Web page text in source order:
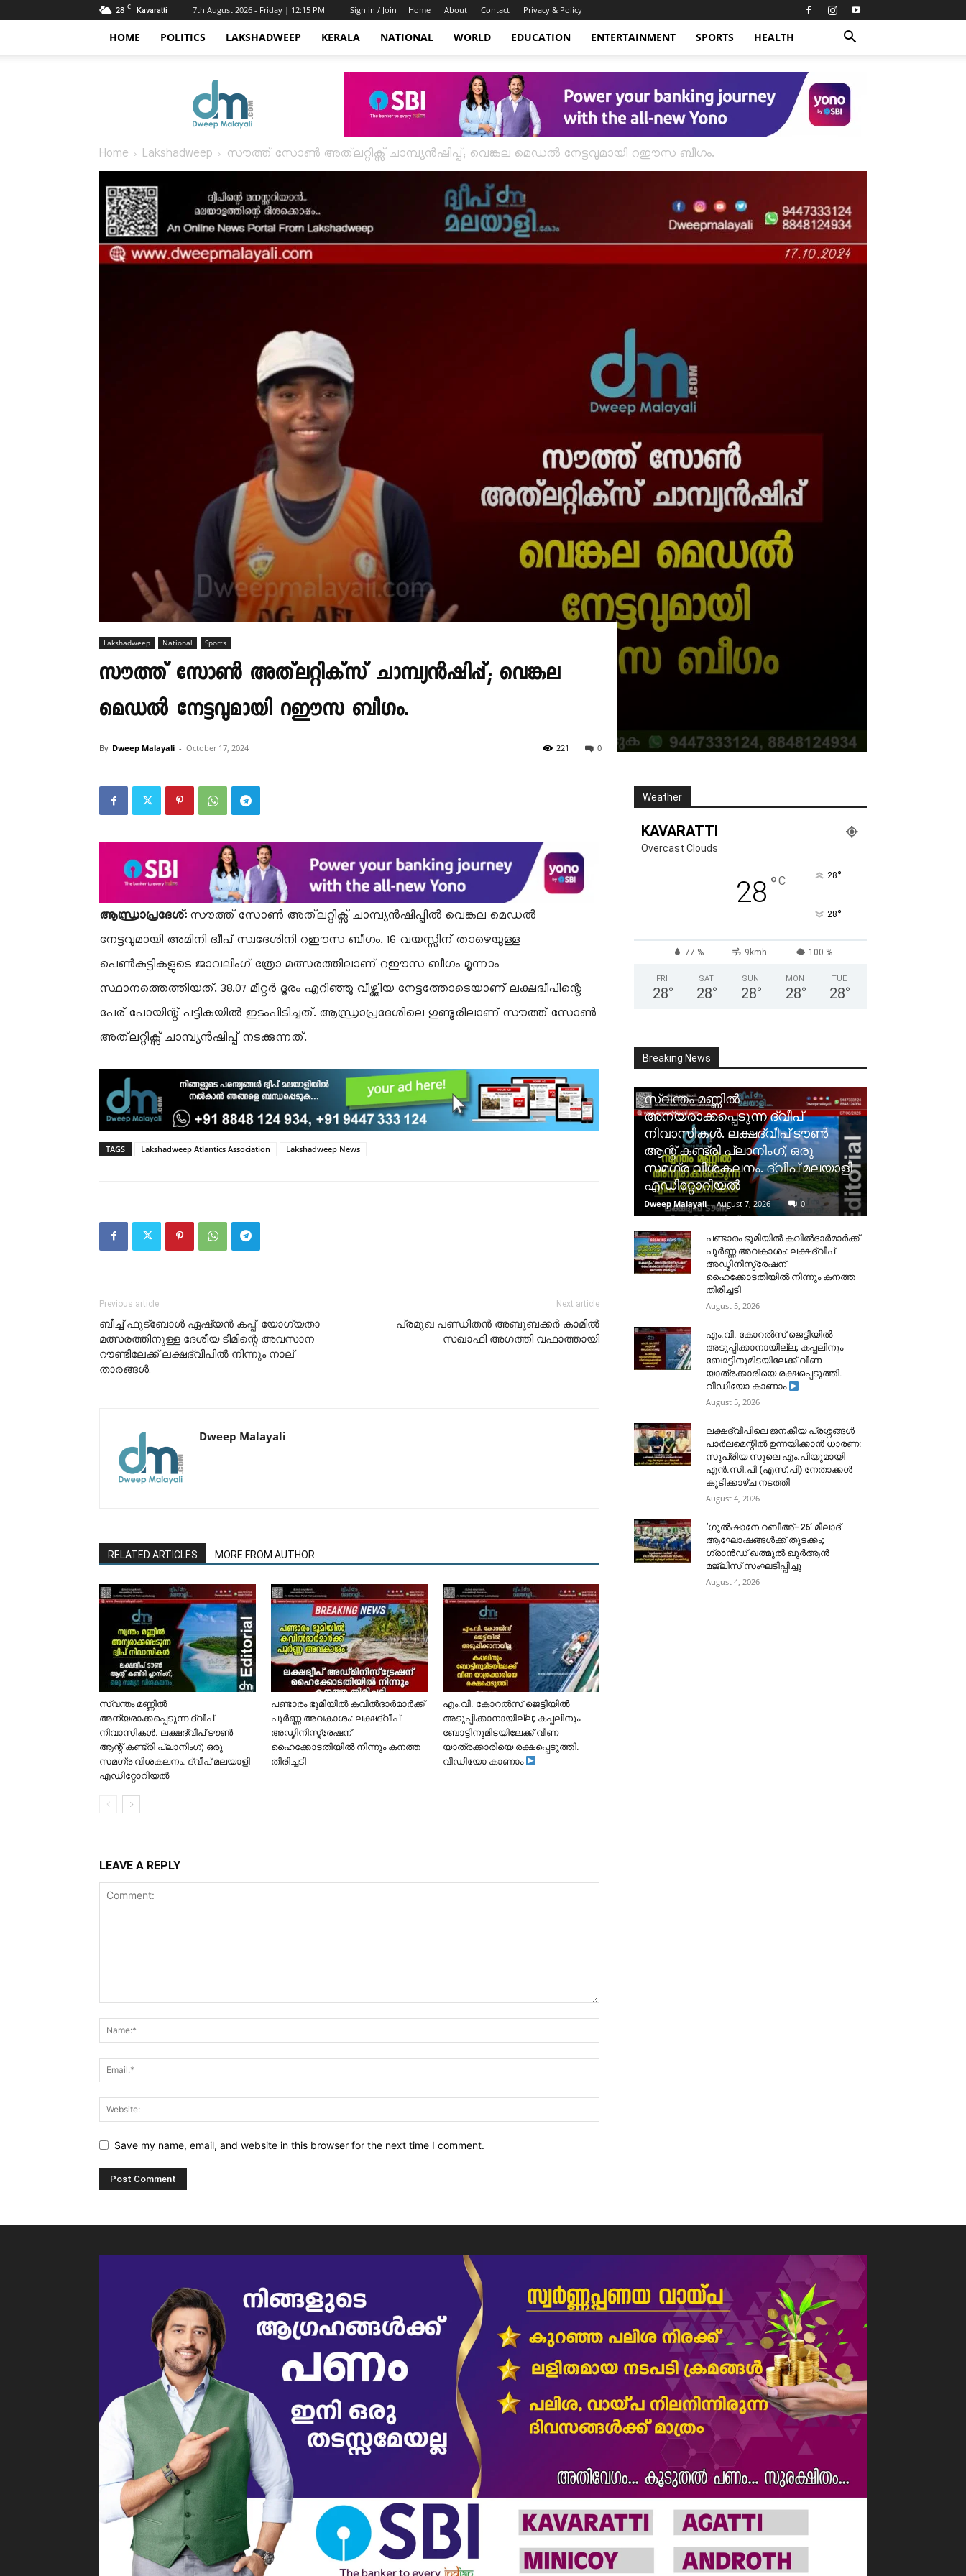
28 C Kavaratti 7th August 2026 - Friday | 12:15 PM Sign in / Join Home About Contact Privacy & Policy
HOME POLITICS LAKSHADWEEP KERALA NATIONAL WORLD EDUCATION ENTERTAINMENT SPORTS HEALTH
Home Lakshadweep സൗത്ത് സോൺ അത്‌ലറ്റിക്സ് ചാമ്പ്യൻഷിപ്പ്; വെങ്കല മെഡൽ നേട്ടവുമായി റഈസ ബീഗം.
Lakshadweep National Sports
സൗത്ത് സോൺ അത്‌ലറ്റിക്സ് ചാമ്പ്യൻഷിപ്പ്; വെങ്കല
മെഡൽ നേട്ടവുമായി റഈസ ബീഗം.
By Dweep Malayali - October 17, 2024 0
221
ആന്ധ്രാപ്രദേശ്:സൗത്ത് സോൺ അത്‌ലറ്റിക്സ് ചാമ്പ്യൻഷിപ്പിൽ വെങ്കല മെഡൽ
നേട്ടവുമായി അമിനി ദ്വീപ് സ്വദേശിനി റഈസ ബീഗം. 16 വയസ്സിന് താഴെയുള്ള
പെൺകുട്ടികളുടെ ജാവലിംഗ് ത്രോ മത്സരത്തിലാണ് റഈസ ബീഗം മൂന്നാം
സ്ഥാനത്തെത്തിയത്. 38.07 മീറ്റർ ദൂരം എറിഞ്ഞു വീഴ്ത്തിയ നേട്ടത്തോടെയാണ് ലക്ഷദ്വീപിന്റെ
പേര് പോയിന്റ് പട്ടികയിൽ ഇടംപിടിച്ചത്. ആന്ധ്രാപ്രദേശിലെ ഗുണ്ടൂരിലാണ് സൗത്ത് സോൺ
അത്‌ലറ്റിക്സ് ചാമ്പ്യൻഷിപ്പ് നടക്കുന്നത്.
TAGS Lakshadweep Atlantics Association Lakshadweep News
Previous article
ബീച്ച് ഫുട്ബോൾ ഏഷ്യൻ കപ്പ്. യോഗ്യതാ
മത്സരത്തിനുള്ള ദേശീയ ടീമിന്റെ അവസാന
റൗണ്ടിലേക്ക് ലക്ഷദ്വീപിൽ നിന്നും നാല്
താരങ്ങൾ.
Next article
പ്രമുഖ പണ്ഡിതൻ അബൂബക്കർ കാമിൽ
സഖാഫി അഗത്തി വഫാത്തായി
Dweep Malayali
RELATED ARTICLES MORE FROM AUTHOR
സ്വന്തം മണ്ണിൽ
അന്യരാക്കപ്പെടുന്ന ദ്വീപ്
നിവാസികൾ. ലക്ഷദ്വീപ് ടൗൺ
ആന്റ് കണ്ട്രി പ്ലാനിംഗ്; ഒരു
സമഗ്ര വിശകലനം. ദ്വീപ് മലയാളി
എഡിറ്റോറിയൽ
പണ്ടാരം ഭൂമിയിൽ കവിൽദാർമാർക്ക്
പൂർണ്ണ അവകാശം: ലക്ഷദ്വീപ്
അഡ്മിനിസ്ട്രേഷന്
ഹൈക്കോടതിയിൽ നിന്നും കനത്ത
തിരിച്ചടി
​എം.വി. കോറൽസ് ജെട്ടിയിൽ
അടുപ്പിക്കാനായില്ല; കപ്പലിനും
ബോട്ടിനുമിടയിലേക്ക് വീണ
യാത്രക്കാരിയെ രക്ഷപ്പെടുത്തി.
വീഡിയോ കാണാം
LEAVE A REPLY
Save my name, email, and website in this browser for the next time I comment.
Weather
KAVARATTI
Overcast Clouds
28 °C 28°
28°
77 % 9kmh 100 %
FRI
28°
SAT
28°
SUN
28°
MON
28°
TUE
28°
Breaking News
സ്വന്തം മണ്ണിൽ
അന്യരാക്കപ്പെടുന്ന ദ്വീപ്
നിവാസികൾ. ലക്ഷദ്വീപ് ടൗൺ
ആന്റ് കണ്ട്രി പ്ലാനിംഗ്; ഒരു
സമഗ്ര വിശകലനം. ദ്വീപ് മലയാളി
എഡിറ്റോറിയൽ
Dweep Malayali - August 7, 2026 0
പണ്ടാരം ഭൂമിയിൽ കവിൽദാർമാർക്ക്
പൂർണ്ണ അവകാശം: ലക്ഷദ്വീപ്
അഡ്മിനിസ്ട്രേഷന്
ഹൈക്കോടതിയിൽ നിന്നും കനത്ത
തിരിച്ചടി
August 5, 2026
​എം.വി. കോറൽസ് ജെട്ടിയിൽ
അടുപ്പിക്കാനായില്ല; കപ്പലിനും
ബോട്ടിനുമിടയിലേക്ക് വീണ
യാത്രക്കാരിയെ രക്ഷപ്പെടുത്തി.
വീഡിയോ കാണാം
August 5, 2026
ലക്ഷദ്വീപിലെ ജനകീയ പ്രശ്നങ്ങൾ
പാർലമെന്റിൽ ഉന്നയിക്കാൻ ധാരണ:
സുപ്രിയ സുലെ എം.പിയുമായി
എൻ.സി.പി (എസ്.പി) നേതാക്കൾ
കൂടിക്കാഴ്ച നടത്തി
August 4, 2026
‘ഗുൽഷാനേ റബീഅ്–26’ മീലാദ്
ആഘോഷങ്ങൾക്ക് തുടക്കം;
ഗ്രാൻഡ് ഖത്മുൽ ഖുർആൻ
മജ്‌ലിസ് സംഘടിപ്പിച്ചു
August 4, 2026